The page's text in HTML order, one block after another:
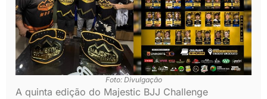
Foto: Divulgação
A quinta edição do Majestic BJJ Challenge